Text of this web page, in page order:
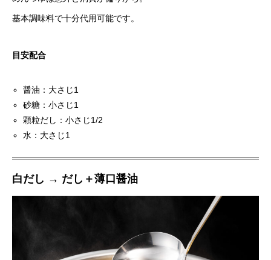
基本調味料で十分代用可能です。
目安配合
醤油：大さじ1
砂糖：小さじ1
顆粒だし：小さじ1/2
水：大さじ1
白だし → だし＋薄口醤油